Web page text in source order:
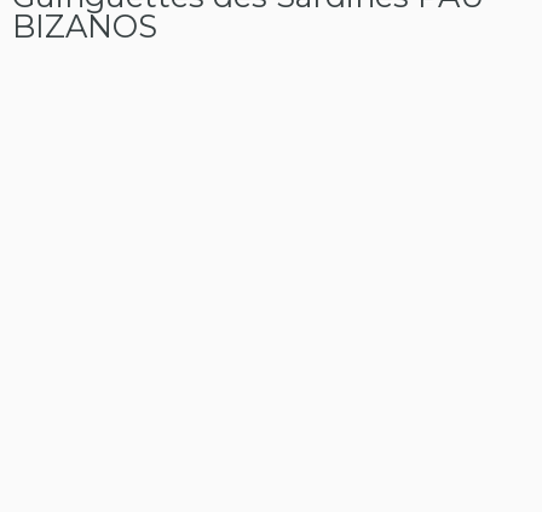
BIZANOS